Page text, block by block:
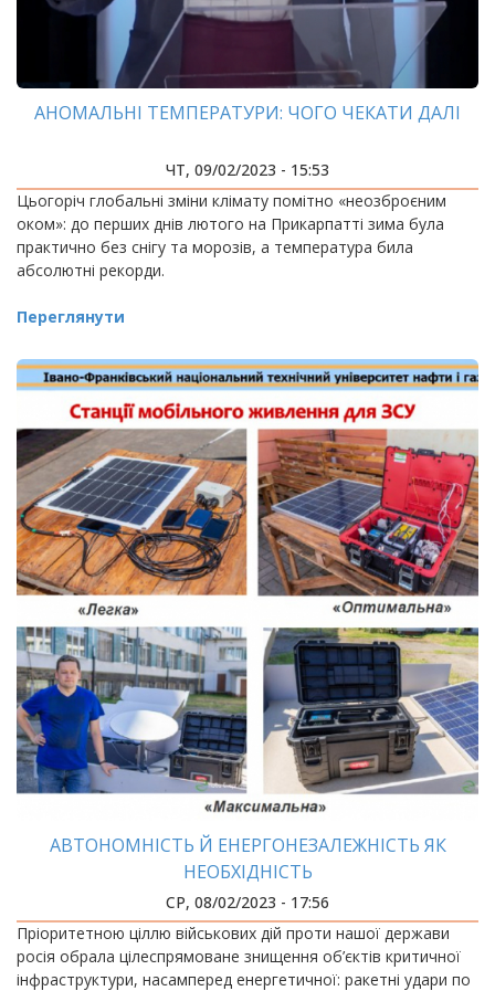
АНОМАЛЬНІ ТЕМПЕРАТУРИ: ЧОГО ЧЕКАТИ ДАЛІ
ЧТ, 09/02/2023 - 15:53
Цьогоріч глобальні зміни клімату помітно «неозброєним
оком»: до перших днів лютого на Прикарпатті зима була
практично без снігу та морозів, а температура била
абсолютні рекорди.
Переглянути
АВТОНОМНІСТЬ Й ЕНЕРГОНЕЗАЛЕЖНІСТЬ ЯК
НЕОБХІДНІСТЬ
СР, 08/02/2023 - 17:56
Пріоритетною ціллю військових дій проти нашої держави
росія обрала цілеспрямоване знищення об’єктів критичної
інфраструктури, насамперед енергетичної: ракетні удари по